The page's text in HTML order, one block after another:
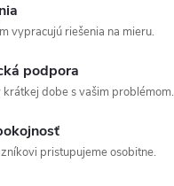
vypracujú riešenia na mieru.
podpora
krátkej dobe s vašim problémom.
pristupujeme osobitne.